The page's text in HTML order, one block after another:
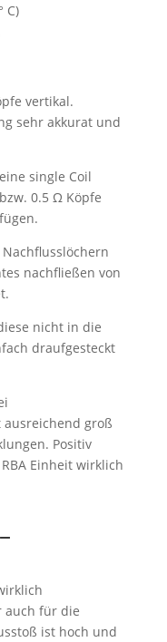
C)
vertikal.
sehr akkurat und
single Coil
0.5 Ω Köpfe
nachfließen von
nicht in die
draufgesteckt
groß
Positiv
Einheit wirklich
auch für die
ist hoch und